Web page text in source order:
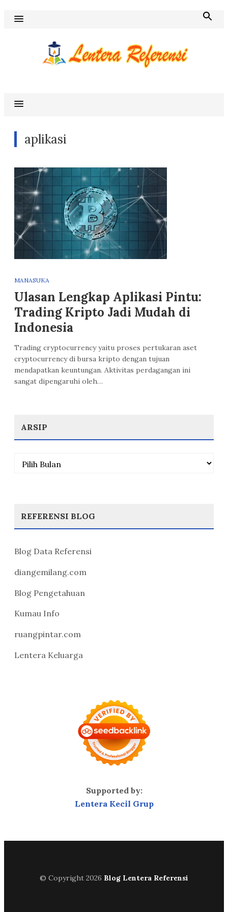
Skip
aplikasi
MANASUKA
Ulasan Lengkap Aplikasi Pintu:
Trading Kripto Jadi Mudah di
Indonesia
Trading cryptocurrency yaitu proses pertukaran aset
cryptocurrency di bursa kripto dengan tujuan
mendapatkan keuntungan. Aktivitas perdagangan ini
sangat dipengaruhi oleh…
ARSIP
Arsip
REFERENSI BLOG
Blog Data Referensi
diangemilang.com
Blog Pengetahuan
Kumau Info
ruangpintar.com
Lentera Keluarga
Supported by:
Lentera Kecil Grup
© Copyright 2026 Blog Lentera Referensi